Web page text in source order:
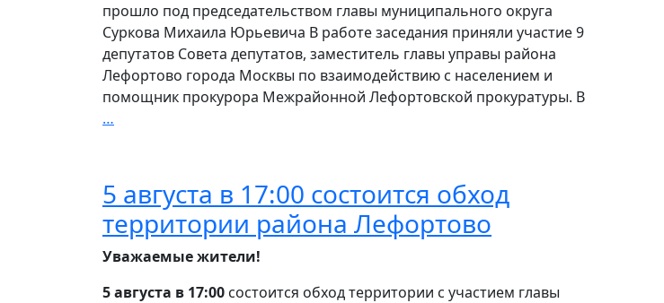
прошло под председательством главы муниципального округа
Суркова Михаила Юрьевича В работе заседания приняли участие 9
депутатов Совета депутатов, заместитель главы управы района
Лефортово города Москвы по взаимодействию с населением и
помощник прокурора Межрайонной Лефортовской прокуратуры. В
…
5 августа в 17:00 состоится обход
территории района Лефортово
Уважаемые жители!
5 августа в 17:00 состоится обход территории с участием главы